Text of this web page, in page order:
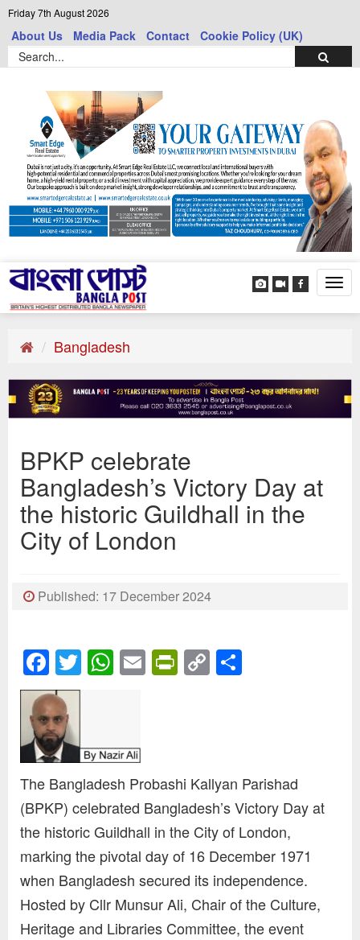
Friday 7th August 2026
About Us Media Pack Contact Cookie Policy (UK)
Bangladesh
BPKP celebrate
Bangladesh’s Victory Day at
the historic Guildhall in the
City of London
Published: 17 December 2024
Facebook
Twitter
WhatsApp
EmailPrintFriendly
Copy
Link
The Bangladesh Probashi Kallyan Parishad
(BPKP) celebrated Bangladesh’s Victory Day at
the historic Guildhall in the City of London,
marking the pivotal day of 16 December 1971
when Bangladesh secured its independence.
Hosted by Cllr Munsur Ali, Chair of the Culture,
Heritage and Libraries Committee, the event